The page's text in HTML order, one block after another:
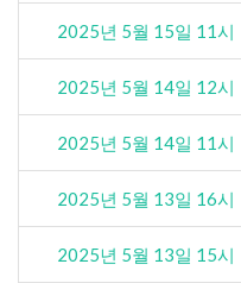
2025년 5월 15일 11시
2025년 5월 14일 12시
2025년 5월 14일 11시
2025년 5월 13일 16시
2025년 5월 13일 15시